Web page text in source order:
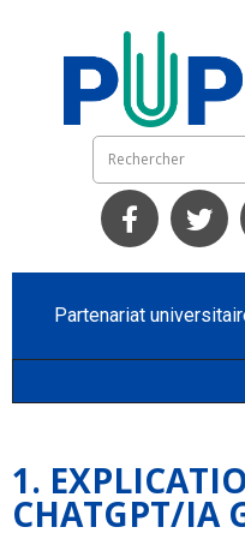
Partenariat
Qui nous sommes
1.
CHATGPT/IA